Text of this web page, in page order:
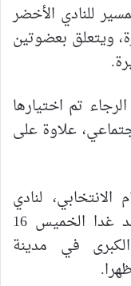
للنادي الأخضر
ويتعلق بعضوتين
تم اختيارها
علاوة على
لنادي
الرجاء الرياضي لكرة القدم، ستنعقد غدا الخميس 16
الكبرى في مدينة